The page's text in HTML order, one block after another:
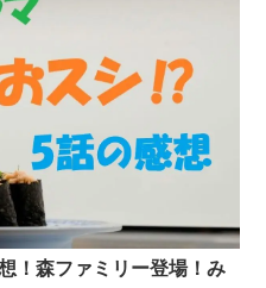
！森ファミリー登場！み